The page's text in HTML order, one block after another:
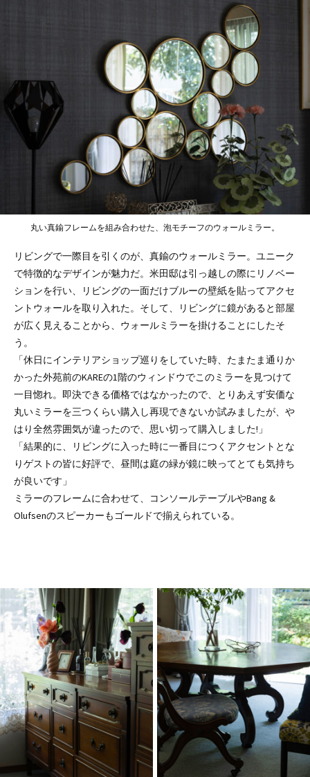
丸い真鍮フレームを組み合わせた、泡モチーフのウォールミラー。
リビングで一際目を引くのが、真鍮のウォールミラー。ユニーク
で特徴的なデザインが魅力だ。米田邸は引っ越しの際にリノベー
ションを行い、リビングの一面だけブルーの壁紙を貼ってアクセ
ントウォールを取り入れた。そして、リビングに鏡があると部屋
が広く見えることから、ウォールミラーを掛けることにしたそ
う。
「休日にインテリアショップ巡りをしていた時、たまたま通りか
かった外苑前のKAREの1階のウィンドウでこのミラーを見つけて
一目惚れ。即決できる価格ではなかったので、とりあえず安価な
丸いミラーを三つくらい購入し再現できないか試みましたが、や
はり全然雰囲気が違ったので、思い切って購入しました!」
「結果的に、リビングに入った時に一番目につくアクセントとな
りゲストの皆に好評で、昼間は庭の緑が鏡に映ってとても気持ち
が良いです」
ミラーのフレームに合わせて、コンソールテーブルやBang &
Olufsenのスピーカーもゴールドで揃えられている。